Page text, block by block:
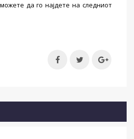
да го најдете на следниот